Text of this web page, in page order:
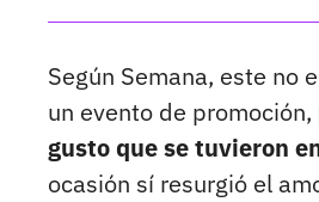
Según Semana, este no
un evento de promoción,
gusto que se tuvieron
ocasión sí resurgió el